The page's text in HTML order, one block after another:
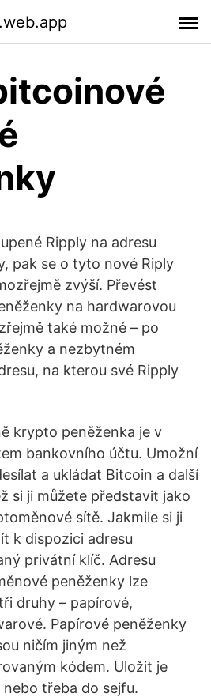
Ripply na adresu
pak se o tyto nové Riply
zvýší. Převést
na hardwarovou
také možné – po
a nezbytném
na kterou své Ripply
krypto peněženka je v
bankovního účtu. Umožní
a ukládat Bitcoin a další
si ji můžete představit jako
sítě. Jakmile si ji
k dispozici adresu
privátní klíč. Adresu
peněženky lze
druhy – papírové,
Papírové peněženky
ničím jiným než
kódem. Uložit je
třeba do sejfu.